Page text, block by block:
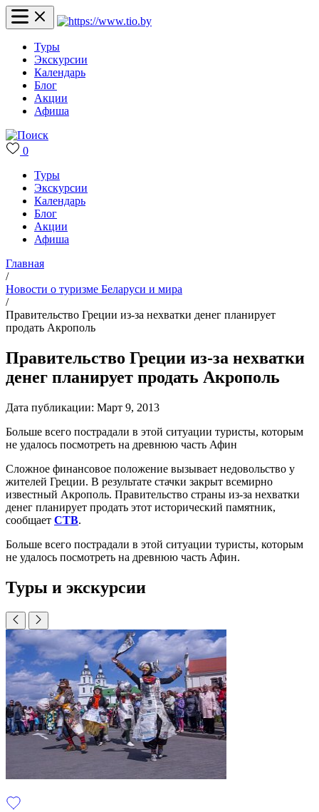
Туры
Экскурсии
Календарь
Блог
Акции
Афиша
0
Туры
Экскурсии
Календарь
Блог
Акции
Афиша
Главная
/
Новости о туризме Беларуси и мира
/
Правительство Греции из-за нехватки денег планирует
продать Акрополь
Правительство Греции из-за нехватки
денег планирует продать Акрополь
Дата публикации: Март 9, 2013
Больше всего пострадали в этой ситуации туристы, которым
не удалось посмотреть на древнюю часть Афин
Сложное финансовое положение вызывает недовольство у
жителей Греции. В результате стачки закрыт всемирно
известный Акрополь. Правительство страны из-за нехватки
денег планирует продать этот исторический памятник,
сообщает СТВ.
Больше всего пострадали в этой ситуации туристы, которым
не удалось посмотреть на древнюю часть Афин.
Туры и экскурсии